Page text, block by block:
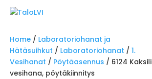
Home / Laboratoriohanat ja
Hätäsuihkut / Laboratoriohanat / 1.
Vesihanat / Pöytäasennus / 6124
vesihana, pöytäkiinnitys